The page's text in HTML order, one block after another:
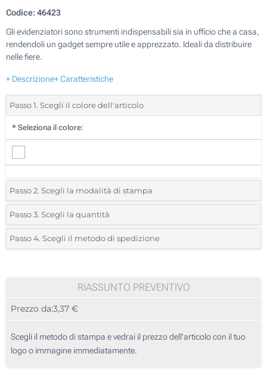
Codice:46423
Gli evidenziatori sono strumenti indispensabili sia in ufficio che a casa,
rendendoli un gadget sempre utile e apprezzato. Ideali da distribuire
nelle fiere.
+ Descrizione+ Caratteristiche
Passo 1. Scegli il colore dell'articolo
* Seleziona il colore:
Passo 2. Scegli la modalità di stampa
*Seleziona la posizione di stampa e il colore del vostro logo:
1 Colore (Su un lato)
3 Colori (Su un lato)
Stampa Digitale (Sulla scatola)
Passo 3. Scegli la quantità
*Quantità desiderata:
10
25
50
Passo 4. Scegli il metodo di spedizione
RIASSUNTO PREVENTIVO
Prezzo da:3,37 €
Scegli il metodo di stampa e vedrai il prezzo dell'articolo con il tuo
logo o immagine immediatamente.